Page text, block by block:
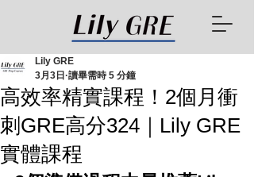
高效率精實課程！2個月衝
刺GRE高分324｜Lily GRE
實體課程
Lily GRE
3月3日 讀畢需時 5 分鐘